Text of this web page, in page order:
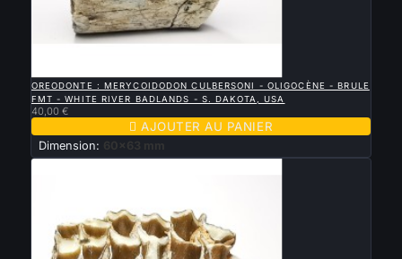
OREODONTE : MERYCOIDODON CULBERSONI - OLIGOCÈNE - BRULE
FMT - WHITE RIVER BADLANDS - S. DAKOTA, USA
40,00 €
 AJOUTER AU PANIER
Dimension: 60x63 mm